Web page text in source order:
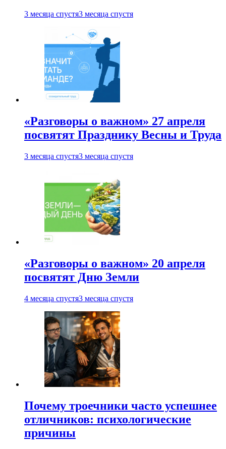
3 месяца спустя3 месяца спустя
«Разговоры о важном» 27 апреля
посвятят Празднику Весны и Труда
3 месяца спустя3 месяца спустя
«Разговоры о важном» 20 апреля
посвятят Дню Земли
4 месяца спустя3 месяца спустя
Почему троечники часто успешнее
отличников: психологические
причины